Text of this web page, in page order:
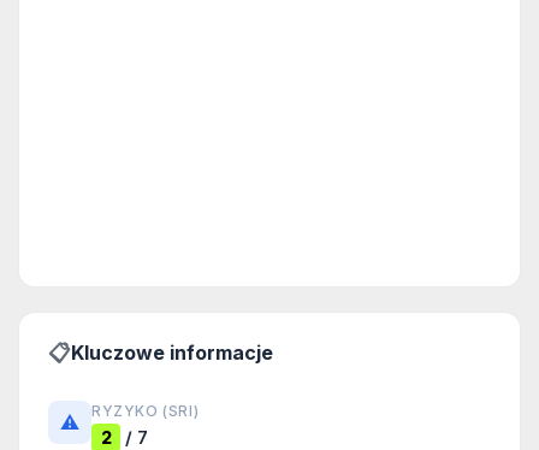
📋Kluczowe informacje
⚠️ RYZYKO (SRI)
2 / 7